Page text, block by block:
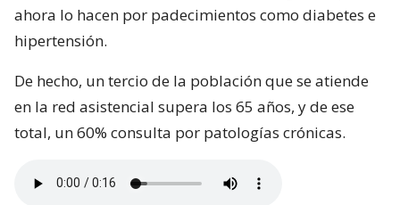
ahora lo hacen por padecimientos como diabetes e
hipertensión.
De hecho, un tercio de la población que se atiende
en la red asistencial supera los 65 años, y de ese
total, un 60% consulta por patologías crónicas.